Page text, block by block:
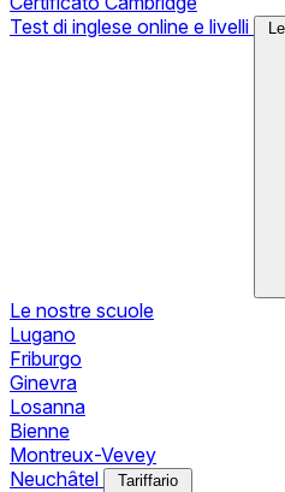
Test di inglese online e livelli
Le nostre scuole
Lugano
Friburgo
Ginevra
Losanna
Bienne
Montreux-Vevey
Neuchâtel
Tariffario